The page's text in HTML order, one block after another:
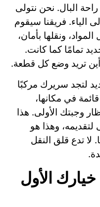
راحة البال. نحن نتولى
الياء. فريقنا سيقوم
ونقلها بأمان،
تمامًا كما كانت.
تريد وضع كل قطعة.
لتجد سريرك مركبًا
في مكانها،
وجبتك الأولى. هذا
وهذا هو
لا تدع قلق النقل
الأول